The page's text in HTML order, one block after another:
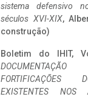
sistema defensivo
séculos XVI-XIX,
construção)
Boletim do IHIT,
FORTIFICAÇÕES
EXISTENTES NOS